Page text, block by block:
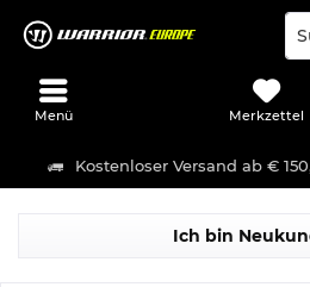
Kostenloser Versand ab €
Menü Merkzettel
Ich bin